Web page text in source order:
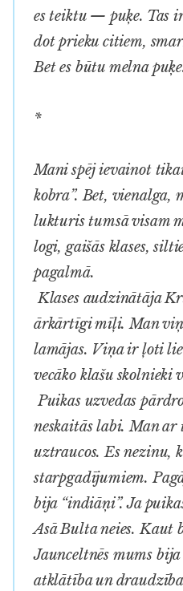
es teiktu — puķe. Tas
dot prieku citiem,
Bet es būtu melna
*
Mani spēj ievainot
kobra”. Bet, vienalga,
lukturis tumsā visam
logi, gaišās klases,
pagalmā.
Klases audzinātāja
ārkārtīgi mīļi. Man
lamājas. Viņa ir ļoti
vecāko klašu skolnieki
Puikas uzvedas
neskaitās labi. Man
uztraucos. Es nezinu,
starpgadījumiem.
bija “indiāņi”. Ja
Asā Bulta neies. Kaut
Jaunceltnēs mums bija
atklātība un